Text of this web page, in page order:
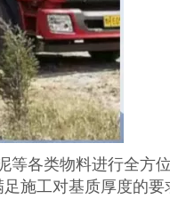
各类物料进行全方
施工对基质厚度的